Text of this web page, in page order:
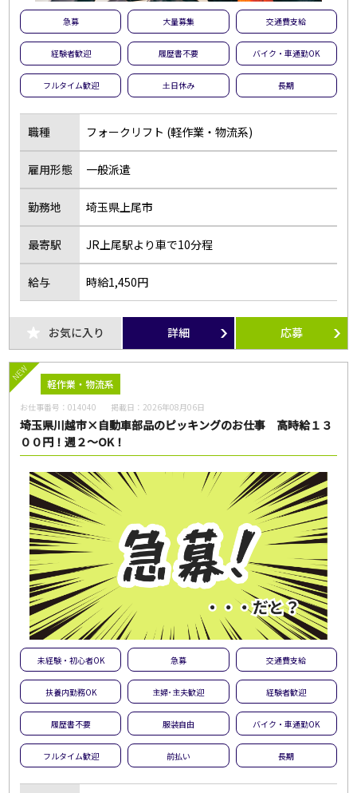
急募 大量募集 交通費支給
経験者歓迎 履歴書不要 バイク・車通勤OK
フルタイム歓迎 土日休み 長期
職種 フォークリフト (軽作業・物流系)
雇用形態 一般派遣
勤務地 埼玉県上尾市
最寄駅 JR上尾駅より車で10分程
給与 時給1,450円
お気に入り 詳細 応募
NEW
軽作業・物流系
お仕事番号：014040 掲載日： 2026年08月06日
埼玉県川越市×自動車部品のピッキングのお仕事 高時給１３
００円！週２～OK！
未経験・初心者OK 急募 交通費支給
扶養内勤務OK 主婦･主夫歓迎 経験者歓迎
履歴書不要 服装自由 バイク・車通勤OK
フルタイム歓迎 前払い 長期
大量募集
夜勤のお仕事
残業なし
扶養内勤務OK
大学生歓迎
主婦･主夫歓迎
経験者歓迎
副業・WワークOK
シフト自由選択制
即日勤務OK
友達と応募OK
履歴書不要
服装自由
オープニング
社員登用あり
短時間勤務
フルタイム歓迎
前払い
長期
短期
単発・1日OK
外国人活躍中
留学生歓迎
寮・社宅あり
フリーワード
この条件のお仕事数
この条件で検索
全ての条件をクリア